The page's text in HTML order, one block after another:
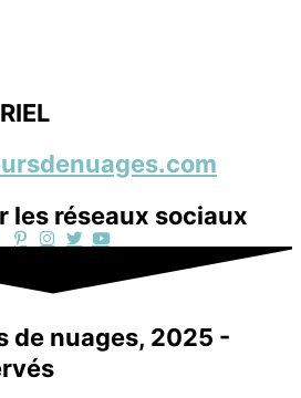
les réseaux sociaux
de nuages, 2025 -